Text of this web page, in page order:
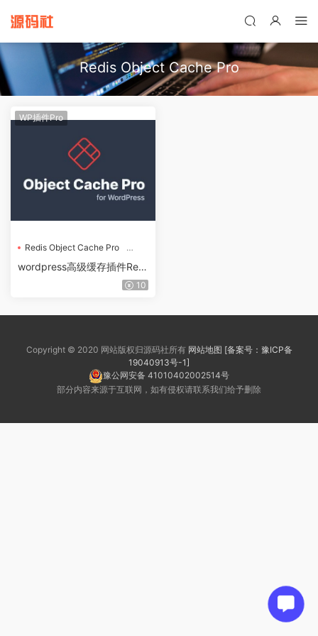
Redis Object Cache Pro
WP插件Pro
Redis Object Cache Pro
wordpress插件
WordPress缓存插件
wordpress高级缓存插件Redi
s Object Cache Pro 【v1.20.
10
Copyright © 2020 网站版权归源码社所有 网站地图 [备案号：豫ICP备
19040913号-1]
豫公网安备 41010402002514号
部分内容来源于互联网，如有侵权请联系我们给予删除